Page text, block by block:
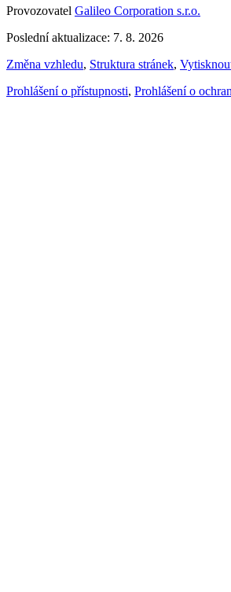
Provozovatel Galileo Corporation s.r.o.
Poslední aktualizace: 7. 8. 2026
Změna vzhledu, Struktura stránek,
Prohlášení o přístupnosti, Prohlášení o